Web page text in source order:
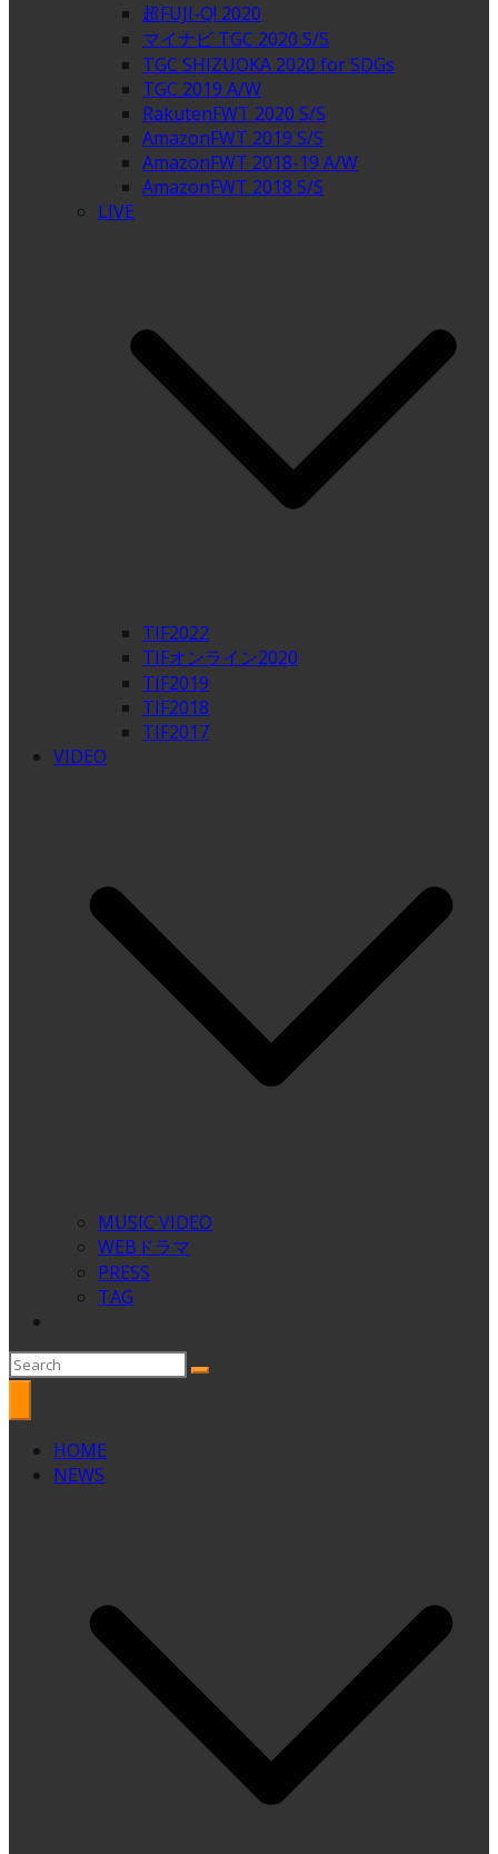
超FUJI-Q! 2020
マイナビ TGC 2020 S/S
TGC SHIZUOKA 2020 for SDGs
TGC 2019 A/W
RakutenFWT 2020 S/S
AmazonFWT 2019 S/S
AmazonFWT 2018-19 A/W
AmazonFWT 2018 S/S
LIVE
TIF2022
TIFオンライン2020
TIF2019
TIF2018
TIF2017
VIDEO
MUSIC VIDEO
WEBドラマ
PRESS
TAG
HOME
NEWS